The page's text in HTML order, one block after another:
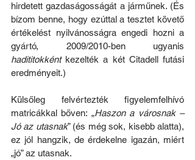
hirdetett gazdaságosságát a járműnek. (És
bízom benne, hogy ezúttal a tesztet követő
értékelést nyilvánosságra engedi hozni a
hadititokként kezelték a két Citadell futási
eredményeit.)
Külsőleg felvértezték figyelemfelhívó
matricákkal bőven: „Haszon a városnak –
Jó az utasnak” (és még sok, kisebb alatta),
ez jól hangzik, de érdekelne igazán, miért
„jó” az utasnak.